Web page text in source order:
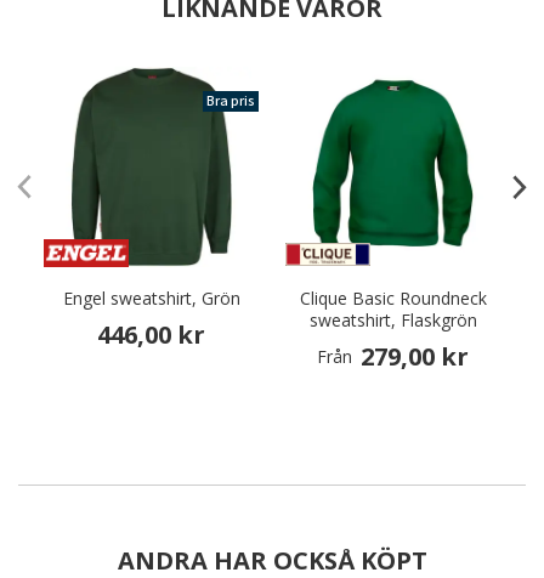
LIKNANDE VAROR
Bra pris
Engel sweatshirt, Grön
446,00 kr
Clique Basic Roundneck
sweatshirt, Flaskgrön
Från 279,00 kr
ANDRA HAR OCKSÅ KÖPT